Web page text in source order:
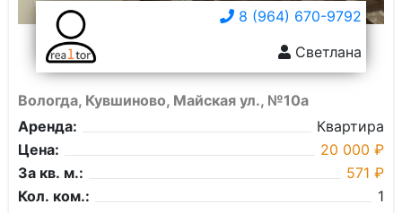
8 (964) 670-9792
Светлана
Вологда, Кувшиново, Майская ул., №10а
Аренда:
Квартира
Цена:
20 000 ₽
За кв. м.:
571 ₽
Кол. ком.:
1